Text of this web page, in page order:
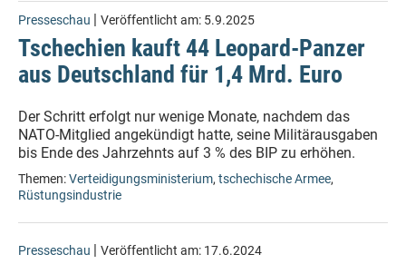
Presseschau | Veröffentlicht am: 5.9.2025
Tschechien kauft 44 Leopard-Panzer
aus Deutschland für 1,4 Mrd. Euro
Der Schritt erfolgt nur wenige Monate, nachdem das
NATO-Mitglied angekündigt hatte, seine Militärausgaben
bis Ende des Jahrzehnts auf 3 % des BIP zu erhöhen.
Themen:Verteidigungsministerium, tschechische Armee,
Rüstungsindustrie
Presseschau | Veröffentlicht am: 17.6.2024